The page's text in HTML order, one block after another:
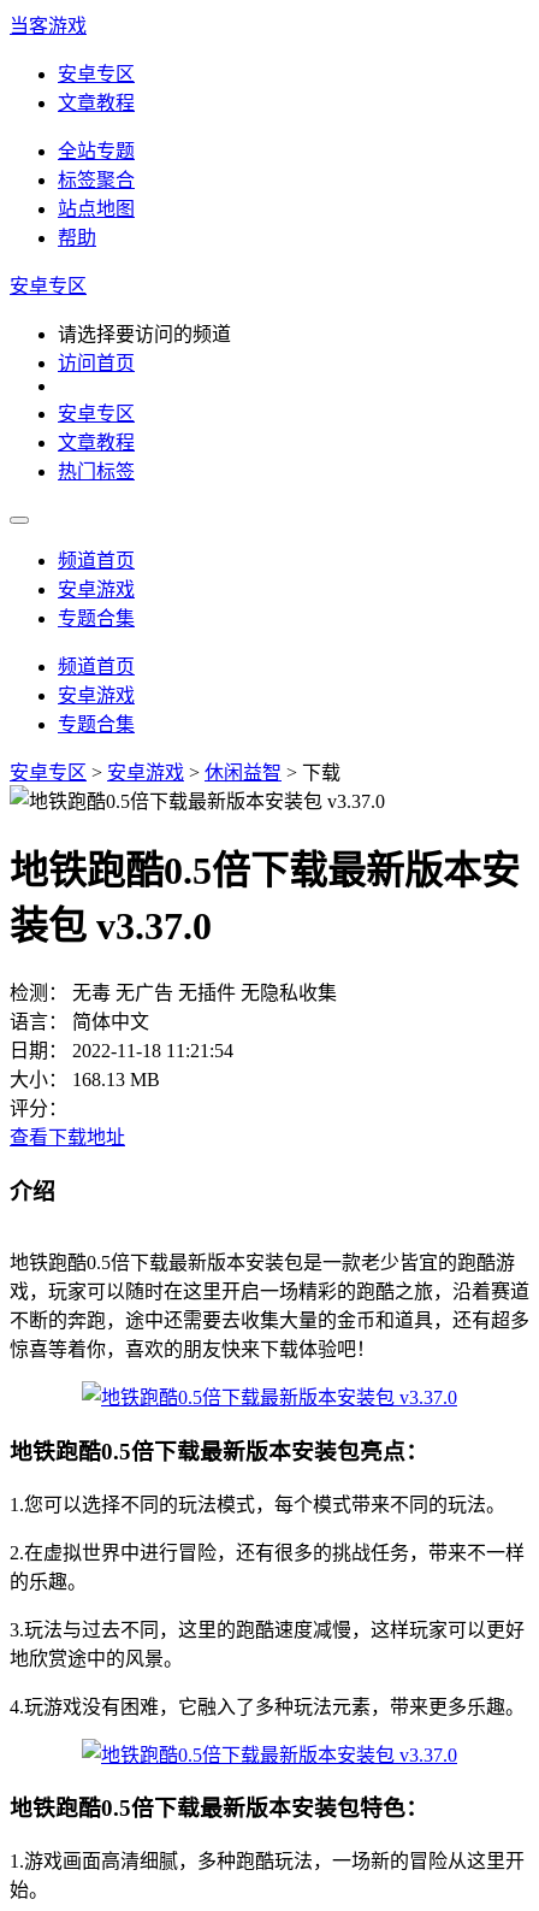
当客游戏
安卓专区
文章教程
全站专题
标签聚合
站点地图
帮助
安卓专区
请选择要访问的频道
访问首页
安卓专区
文章教程
热门标签
频道首页
安卓游戏
专题合集
频道首页
安卓游戏
专题合集
安卓专区 > 安卓游戏 > 休闲益智 > 下载
地铁跑酷0.5倍下载最新版本安
装包 v3.37.0
检测： 无毒 无广告 无插件 无隐私收集
语言：
简体中文
日期：
2022-11-18 11:21:54
大小：
168.13 MB
评分：
查看下载地址
介绍
地铁跑酷0.5倍下载最新版本安装包是一款老少皆宜的跑酷游
戏，玩家可以随时在这里开启一场精彩的跑酷之旅，沿着赛道
不断的奔跑，途中还需要去收集大量的金币和道具，还有超多
惊喜等着你，喜欢的朋友快来下载体验吧！
地铁跑酷0.5倍下载最新版本安装包亮点：
1.您可以选择不同的玩法模式，每个模式带来不同的玩法。
2.在虚拟世界中进行冒险，还有很多的挑战任务，带来不一样
的乐趣。
3.玩法与过去不同，这里的跑酷速度减慢，这样玩家可以更好
地欣赏途中的风景。
4.玩游戏没有困难，它融入了多种玩法元素，带来更多乐趣。
地铁跑酷0.5倍下载最新版本安装包特色：
1.游戏画面高清细腻，多种跑酷玩法，一场新的冒险从这里开
始。